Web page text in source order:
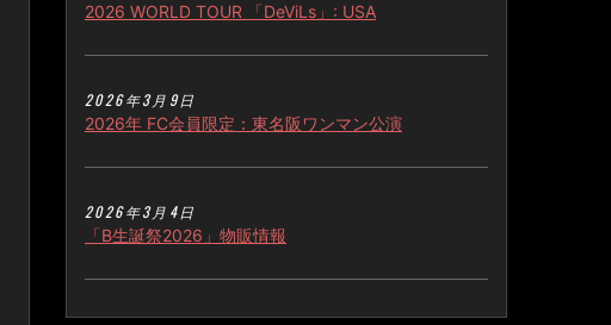
2026 WORLD TOUR 「DeViLs」: USA
2026年3月9日
2026年 FC会員限定：東名阪ワンマン公演
2026年3月4日
「B生誕祭2026」物販情報